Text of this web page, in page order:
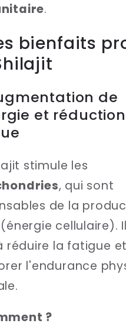
.
bienfaits
de
et
stimule les
, qui sont
de la
(énergie cellulaire).
réduire la fatigue
l'endurance
?